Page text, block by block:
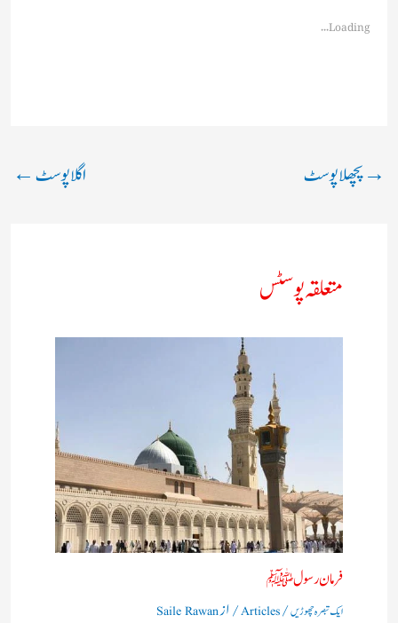
Loading...
→پچھلا پوسٹ اگلا پوسٹ←
متعلقہ پوسٹس
فرمان رسولﷺ
ایک تبصرہ چھوڑیں/
Articles/ ازSaile Rawan